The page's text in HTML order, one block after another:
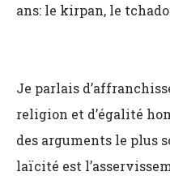
ans: le kirpan, le
Je parlais
religion et d’égalité
des arguments le plus
laïcité est